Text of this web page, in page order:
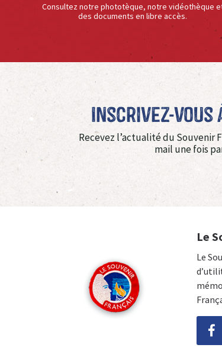
Consultez notre phototèque, notre vidéothèque
des documents en libre accès.
Inscrivez-vous
Recevez l’actualité du Souvenir
mail une fois
Le
Le